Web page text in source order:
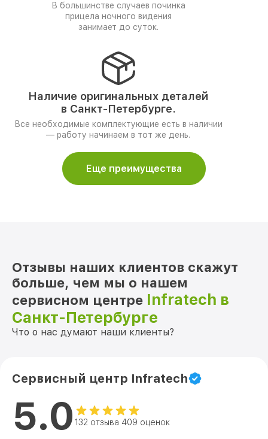
В большинстве случаев починка
прицела ночного видения
занимает до суток.
Наличие оригинальных деталей
в Санкт-Петербурге.
Все необходимые комплектующие есть в наличии
— работу начинаем в тот же день.
Еще преимущества
Отзывы наших клиентов скажут
больше, чем мы о нашем
сервисном центре Infratech в
Санкт-Петербурге
Что о нас думают наши клиенты?
Сервисный центр Infratech
5.0 132 отзыва 409 оценок